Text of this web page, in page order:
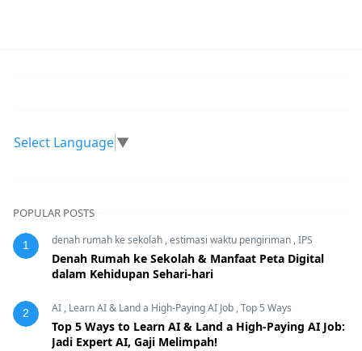
Select Language▼
POPULAR POSTS
1 denah rumah ke sekolah ,estimasi waktu pengiriman ,IPS
Denah Rumah ke Sekolah & Manfaat Peta Digital
dalam Kehidupan Sehari-hari
2 AI , Learn AI & Land a High-Paying AI Job ,Top 5 Ways
Top 5 Ways to Learn AI & Land a High-Paying AI Job:
Jadi Expert AI, Gaji Melimpah!